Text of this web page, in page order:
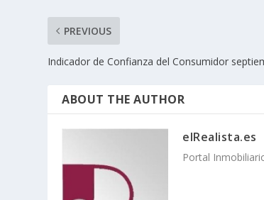
PREVIOUS
Indicador de Confianza del Consumidor
ABOUT THE AUTHOR
elRealista.es
Portal